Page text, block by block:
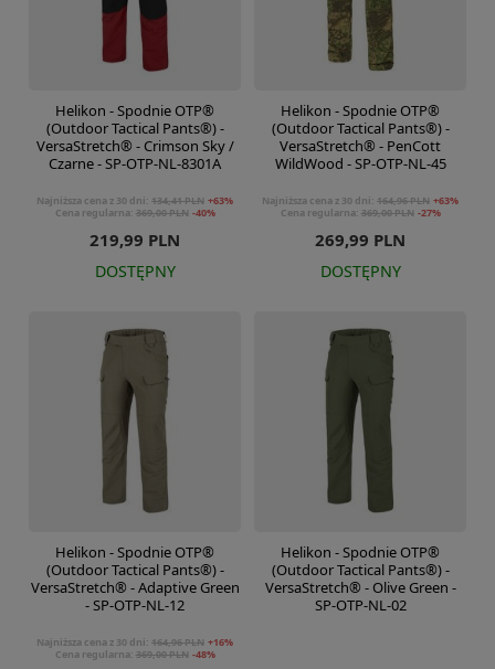
Helikon - Spodnie OTP®
(Outdoor Tactical Pants®) -
VersaStretch® - Crimson Sky /
Czarne - SP-OTP-NL-8301A
219,99 PLN
Najniższa cena z 30 dni: 134,41 PLN +63%
Cena regularna: 369,00 PLN -40%
DOSTĘPNY
Helikon - Spodnie OTP®
(Outdoor Tactical Pants®) -
VersaStretch® - PenCott
WildWood - SP-OTP-NL-45
269,99 PLN
Najniższa cena z 30 dni: 164,96 PLN +63%
Cena regularna: 369,00 PLN -27%
DOSTĘPNY
Helikon - Spodnie OTP®
(Outdoor Tactical Pants®) -
VersaStretch® - Adaptive Green
- SP-OTP-NL-12
Najniższa cena z 30 dni: 164,96 PLN +16%
Cena regularna: 369,00 PLN -48%
Helikon - Spodnie OTP®
(Outdoor Tactical Pants®) -
VersaStretch® - Olive Green -
SP-OTP-NL-02